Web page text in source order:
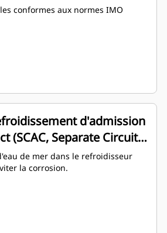
conformes aux normes IMO
d'admission
(SCAC, Separate Circuit
nominales A-C
de mer dans le refroidisseur
la corrosion.